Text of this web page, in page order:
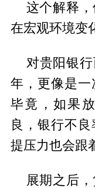
这个解释
在宏观环境变
对贵阳银
年，更像是一
毕竟，如果
良，银行不
提压力也会跟
展期之后